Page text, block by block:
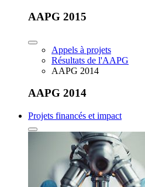
AAPG 2015
Appels à projets
Résultats de l'AAPG
AAPG 2014
AAPG 2014
Projets financés et impact